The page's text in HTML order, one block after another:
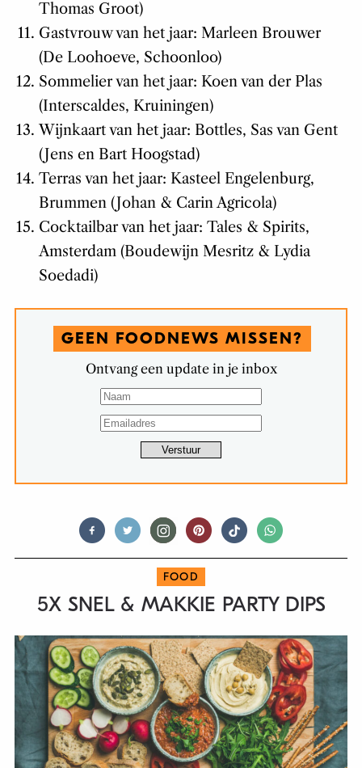
Thomas Groot)
Gastvrouw van het jaar: Marleen Brouwer
(De Loohoeve, Schoonloo)
Sommelier van het jaar: Koen van der Plas
(Interscaldes, Kruiningen)
Wijnkaart van het jaar: Bottles, Sas van Gent
(Jens en Bart Hoogstad)
Terras van het jaar: Kasteel Engelenburg,
Brummen (Johan & Carin Agricola)
Cocktailbar van het jaar: Tales & Spirits,
Amsterdam (Boudewijn Mesritz & Lydia
Soedadi)
GEEN FOODNEWS MISSEN?
Ontvang een update in je inbox
FOOD
5X SNEL & MAKKIE PARTY DIPS